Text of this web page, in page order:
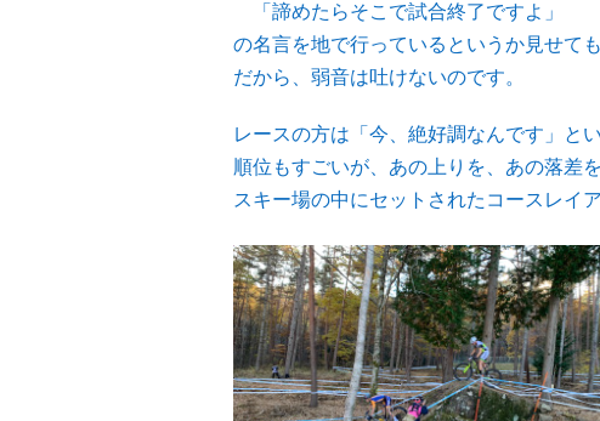
「諦めたらそこで試合終了ですよ」
の名言を地で行っているというか見せても
だから、弱音は吐けないのです。
レースの方は「今、絶好調なんです」と
順位もすごいが、あの上りを、あの落差
スキー場の中にセットされたコースレイア